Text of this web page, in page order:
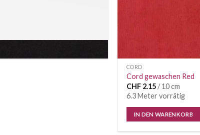
CORD
Cord gewaschen Red
CHF2.15/ 10 cm
6.3 Meter vorrätig
IN DEN WARENKORB